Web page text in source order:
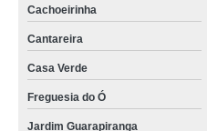
Cachoeirinha
Cantareira
Casa Verde
Freguesia do Ó
Jardim Guarapiranga